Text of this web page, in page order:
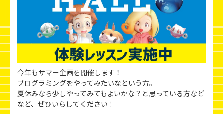
今年もサマー企画を開催します！
プログラミングをやってみたいなという方。
夏休みなら少しやってみてもよいかな？と思っている方など
など、ぜひいらしてください！